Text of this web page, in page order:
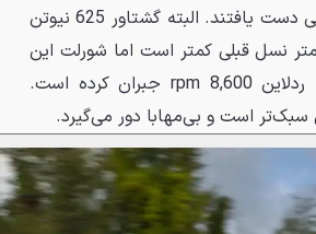
دارد، به برتری 20 اسب بخاری نسبت به موتور 6.2 لیتری قبلی دست یافتند. البته گشتاور 625 نیوتن
به میزان قابل‌توجهی از 880 نیوتن متر نسل قبلی کمتر است اما شورلت این
کاستی را با منحنی گشتاور تقریباً صاف از دور 3,600 تا ردلاین 8,600 rpm جبران کرده است.